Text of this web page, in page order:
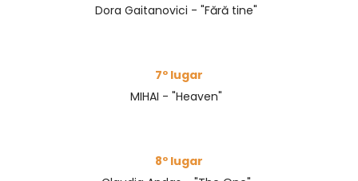
Dora Gaitanovici - "Fără tine"
7º lugar
MIHAI - "Heaven"
8º lugar